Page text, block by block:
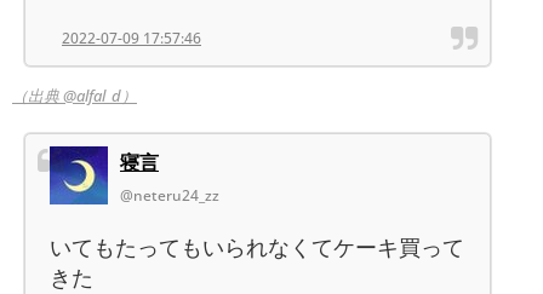
2022-07-09 17:57:46
（出典 @alfal_d）
寝言
@neteru24_zz
いてもたってもいられなくてケーキ買って
きた